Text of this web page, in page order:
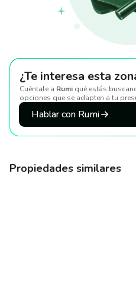
¿Te interesa esta
Cuéntale a Rumi qué estás
opciones que se adapten a tu
Hablar con Rumi
Propiedades similares